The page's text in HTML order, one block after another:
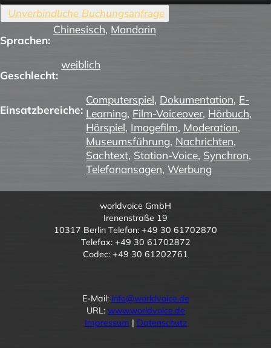
Sprachen:
Chinesisch, Mandarin
Geschlecht:
weiblich
Einsatzbereiche:
Computerspiel, Dokumentation, E-
Learning, Film-Voiceover, Hörbuch,
Hörspiel, Imagefilm, Moderation,
Museumsführung, Nachrichten,
Sachtext, Station-Voice, Synchron,
Telefonansagen, Werbung
worldvoice GmbH
Irenenstraße 19
10317 Berlin Telefon: +49 30 61702870
Telefax: +49 30 61702872
Codec: +49 30 61202761
E-Mail: info@worldvoice.de
URL: www.worldvoice.de
Impressum | Datenschutz